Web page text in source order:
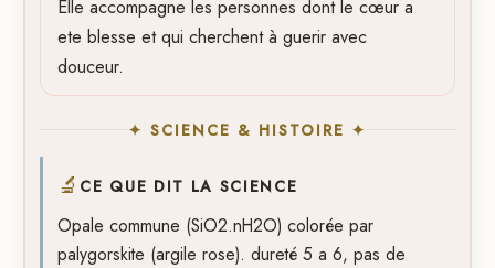
Elle accompagne les personnes dont le cœur a
ete blesse et qui cherchent à guerir avec
douceur.
✦ SCIENCE & HISTOIRE ✦
🔬 CE QUE DIT LA SCIENCE
Opale commune (SiO2.nH2O) colorée par
palygorskite (argile rose). dureté 5 a 6, pas de